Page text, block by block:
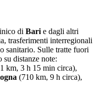
di Bari e dagli altri
trasferimenti interregionali
sanitario. Sulle tratte fuori
distanze note:
km, 3 h 15 min circa),
(710 km, 9 h circa),